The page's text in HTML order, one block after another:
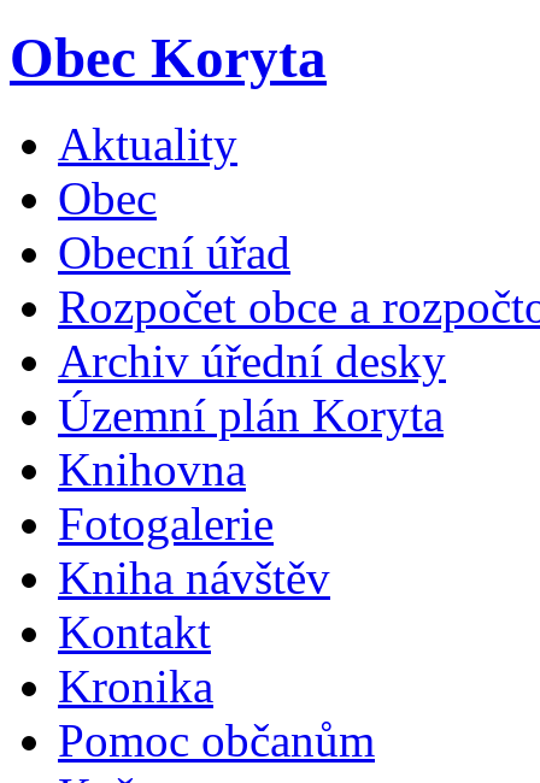
Obec Koryta
Aktuality
Obec
Obecní úřad
Rozpočet obce a
Archiv úřední desky
Územní plán Koryta
Knihovna
Fotogalerie
Kniha návštěv
Kontakt
Kronika
Pomoc občanům